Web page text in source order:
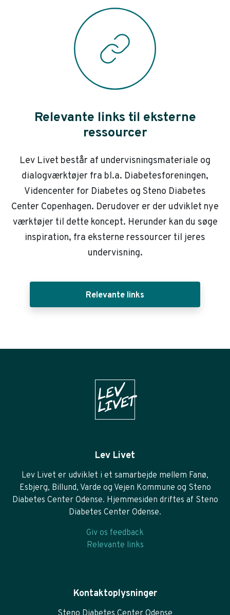
Relevante links til eksterne
ressourcer
Lev Livet består af undervisningsmateriale og
dialogværktøjer fra bl.a. Diabetesforeningen,
Videncenter for Diabetes og Steno Diabetes
Center Copenhagen. Derudover er der udviklet nye
værktøjer til dette koncept. Herunder kan du søge
inspiration, fra eksterne ressourcer til jeres
undervisning.
Relevante links
Lev Livet
Lev Livet er udviklet i et samarbejde mellem Fanø,
Esbjerg, Billund, Varde og Vejen Kommune og Steno
Diabetes Center Odense. Hjemmesiden driftes af Steno
Diabetes Center Odense.
Giv os feedback
Relevante links
Kontaktoplysninger